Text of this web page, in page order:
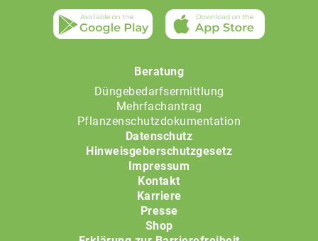
Beratung
Düngebedarfsermittlung
Mehrfachantrag
Pflanzenschutzdokumentation
Datenschutz
Hinweisgeberschutzgesetz
Impressum
Kontakt
Karriere
Presse
Shop